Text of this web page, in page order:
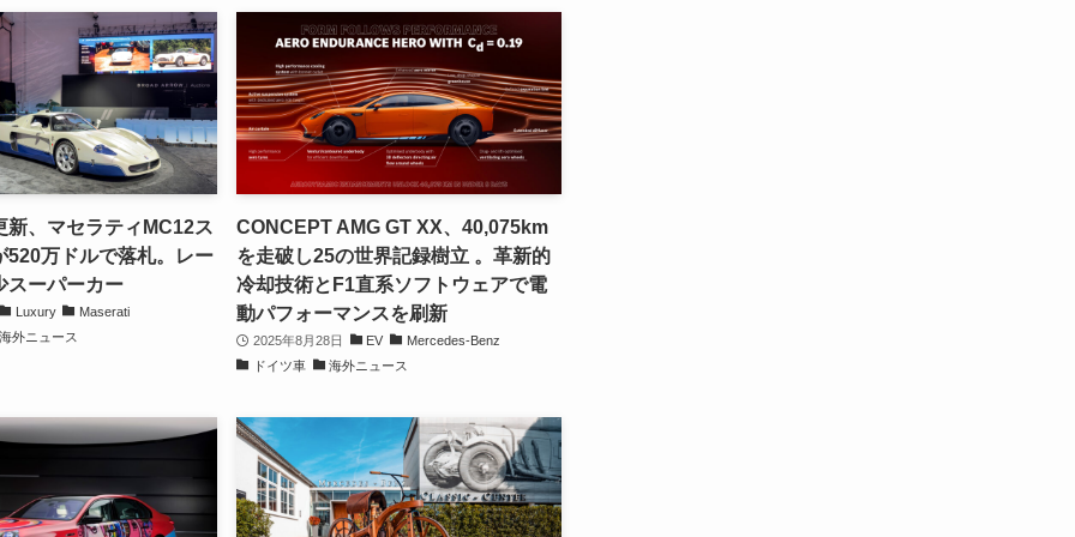
新、マセラティMC12ス
520万ドルで落札。レー
スーパーカー
Luxury
Maserati
外ニュース
CONCEPT AMG GT XX、40,075km
を走破し25の世界記録樹立 。革新的
冷却技術とF1直系ソフトウェアで電
動パフォーマンスを刷新
2025年8月28日 EV
Mercedes-Benz
ドイツ車
海外ニュース